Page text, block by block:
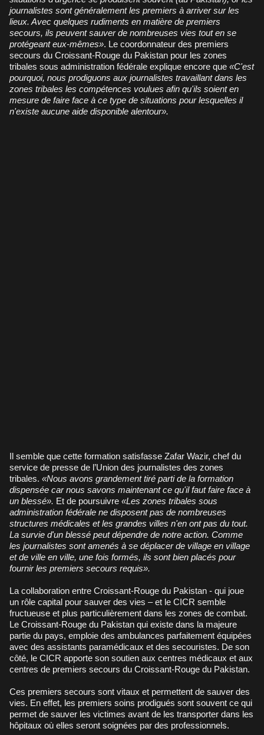
journalistes sont généralement les premiers à arriver sur les
lieux. Avec quelques rudiments en matière de premiers
secours, ils peuvent sauver de nombreuses vies tout en se
protégeant eux-mêmes». Le coordonnateur des premiers
secours du Croissant-Rouge du Pakistan pour les zones
tribales sous administration fédérale explique encore que «C'est
pourquoi, nous prodiguons aux journalistes travaillant dans les
zones tribales les compétences voulues afin qu'ils soient en
mesure de faire face à ce type de situations pour lesquelles il
n'existe aucune aide disponible alentour».
Il semble que cette formation satisfasse Zafar Wazir, chef du
service de presse de l’Union des journalistes des zones
tribales. «Nous avons grandement tiré parti de la formation
dispensée car nous savons maintenant ce qu'il faut faire face à
un blessé». Et de poursuivre «Les zones tribales sous
administration fédérale ne disposent pas de nombreuses
structures médicales et les grandes villes n'en ont pas du tout.
La survie d'un blessé peut dépendre de notre action. Comme
les journalistes sont amenés à se déplacer de village en village
et de ville en ville, une fois formés, ils sont bien placés pour
fournir les premiers secours requis».
La collaboration entre Croissant-Rouge du Pakistan - qui joue
un rôle capital pour sauver des vies – et le CICR semble
fructueuse et plus particulièrement dans les zones de combat.
Le Croissant-Rouge du Pakistan qui existe dans la majeure
partie du pays, emploie des ambulances parfaitement équipées
avec des assistants paramédicaux et des secouristes. De son
côté, le CICR apporte son soutien aux centres médicaux et aux
centres de premiers secours du Croissant-Rouge du Pakistan.
Ces premiers secours sont vitaux et permettent de sauver des
vies. En effet, les premiers soins prodigués sont souvent ce qui
permet de sauver les victimes avant de les transporter dans les
hôpitaux où elles seront soignées par des professionnels.